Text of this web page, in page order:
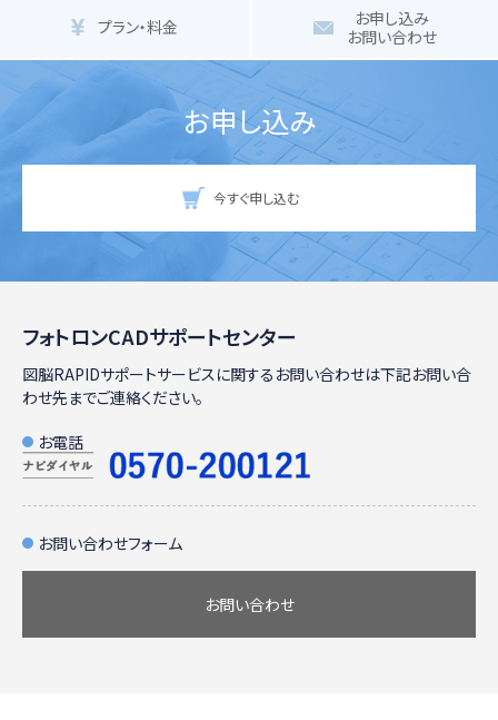
プラン・料金
お申し込み
お問い合わせ
お申し込み
今すぐ申し込む
フォトロンCADサポートセンター
図脳RAPIDサポートサービスに関するお問い合わせは下記お問い合
わせ先までご連絡ください。
お電話
お問い合わせフォーム
お問い合わせ